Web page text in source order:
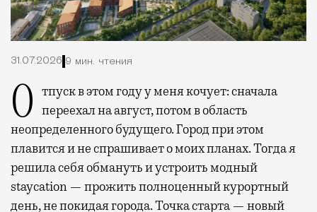
31.07.2026 9 мин. чтения
Отпуск в этом году у меня кочует: сначала переехал на август, потом в область
неопределенного будущего. Город при этом
плавится и не спрашивает о моих планах. Тогда я
решила себя обмануть и устроить модный
staycation — прожить полноценный курортный
день, не покидая города. Точка старта — новый